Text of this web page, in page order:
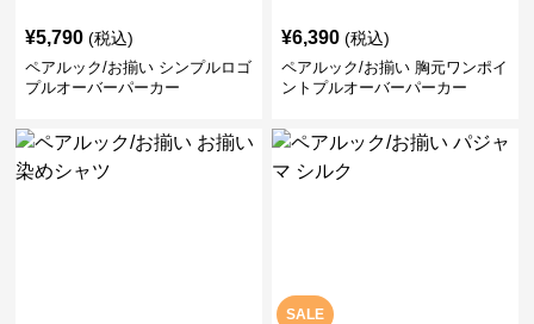
¥5,790 (税込)
ペアルック/お揃い シンプルロゴ
プルオーバーパーカー
¥6,390 (税込)
ペアルック/お揃い 胸元ワンポイ
ントプルオーバーパーカー
SALE